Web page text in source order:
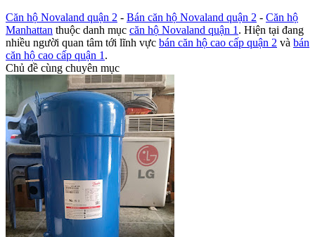
Căn hộ Novaland quận 2 - Bán căn hộ Novaland quận 2 - Căn hộ
Manhattan thuộc danh mục căn hộ Novaland quận 1 . Hiện tại đang
nhiều người quan tâm tới lĩnh vực bán căn hộ cao cấp quận 2 và bán
căn hộ cao cấp quận 1 .
Chủ đề cùng chuyên mục